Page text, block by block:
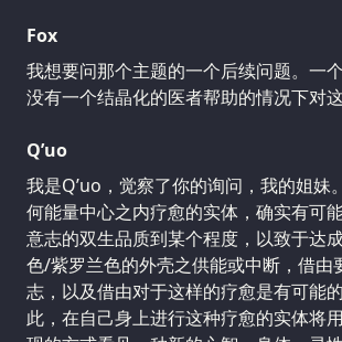
Fox
我想要问那个主题的一个后续问题。一
没有一个结晶化的医者帮助的情况下对
Q’uo
我是Q’uo，觉察了你的询问，我的姐妹
何能量中心之内疗愈的实体，确实有可
意志的双生品质到某个程度，以致于达
色/紫罗兰色的外壳之供能或中断，借由
志，以及借由对于这样的疗愈是有可能
此，在自己身上进行这种疗愈的实体将